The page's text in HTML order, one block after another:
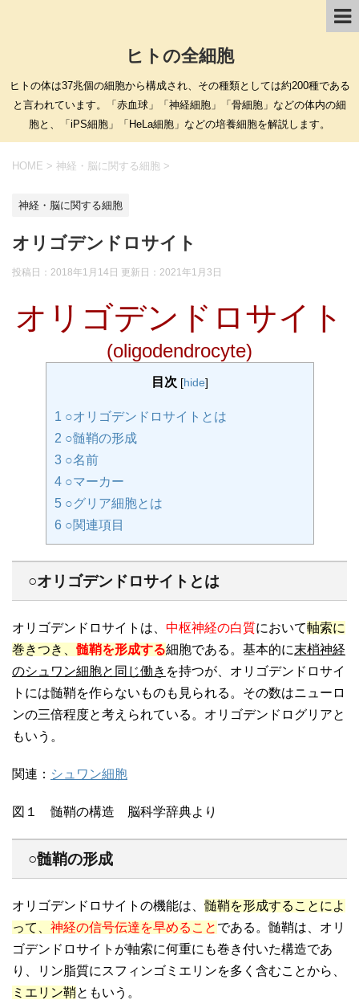
ヒトの全細胞
ヒトの体は37兆個の細胞から構成され、その種類としては約200種である
と言われています。「赤血球」「神経細胞」「骨細胞」などの体内の細
胞と、「iPS細胞」「HeLa細胞」などの培養細胞を解説します。
HOME > 神経・脳に関する細胞 >
神経・脳に関する細胞
オリゴデンドロサイト
投稿日：2018年1月14日 更新日： 2021年1月3日
オリゴデンドロサイト
(oligodendrocyte)
目次 [hide]
1 ○オリゴデンドロサイトとは
2 ○髄鞘の形成
3○名前
4○マーカー
5○グリア細胞とは
6○関連項目
○オリゴデンドロサイトとは
オリゴデンドロサイトは、 中枢神経の白質において軸索に
巻きつき、 髄鞘を形成する細胞である。基本的に末梢神経
のシュワン細胞と同じ働き を持つが、オリゴデンドロサイ
トには髄鞘を作らないものも見られる。その数はニューロ
ンの三倍程度と考えられている。オリゴデンドログリアと
もいう。
関連： シュワン細胞
図１ 髄鞘の構造 脳科学辞典より
○髄鞘の形成
オリゴデンドロサイトの機能は、 髄鞘を形成することによ
って、 神経の信号伝達を早めること である。髄鞘は、オリ
ゴデンドロサイトが軸索に何重にも巻き付いた構造であ
り、リン脂質にスフィンゴミエリンを多く含むことから、
ミエリン鞘ともいう。